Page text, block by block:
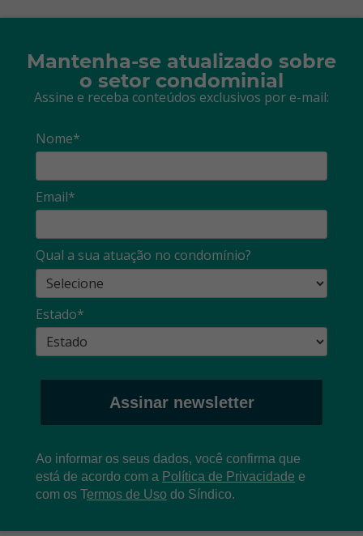
Mantenha-se atualizado sobre
o setor condominial
Assine e receba conteúdos exclusivos por e-mail:
Nome*
Email*
Qual a sua atuação no condomínio?
Estado*
Assinar newsletter
Ao informar os seus dados, você confirma que
está de acordo com a Política de Privacidade e
com os Termos de Uso do Síndico.